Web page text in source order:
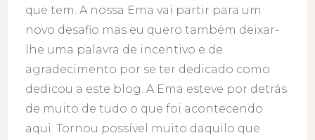
que tem. A nossa Ema vai partir para um
novo desafio mas eu quero também deixar-
lhe uma palavra de incentivo e de
agradecimento por se ter dedicado como
dedicou a este blog. A Ema esteve por detrás
de muito de tudo o que foi acontecendo
aqui. Tornou possível muito daquilo que